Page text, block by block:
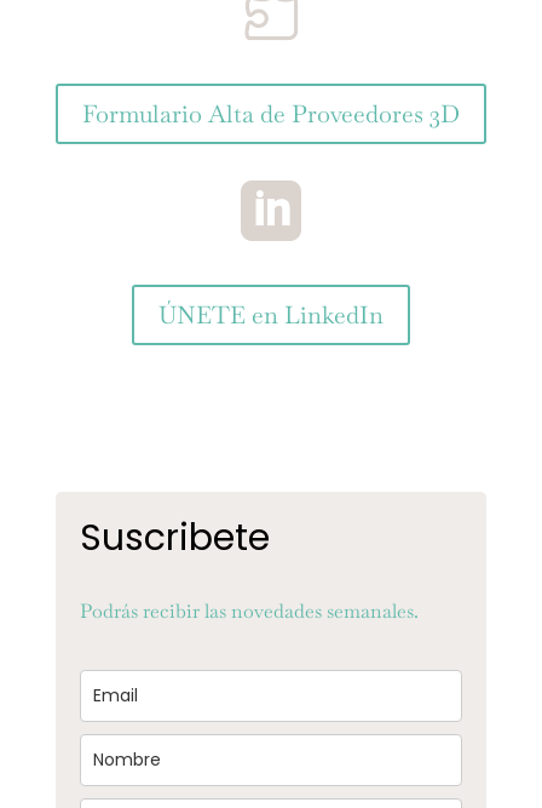
Formulario Alta de Proveedores 3D

ÚNETE en LinkedIn
Suscribete
Podrás recibir las novedades semanales.